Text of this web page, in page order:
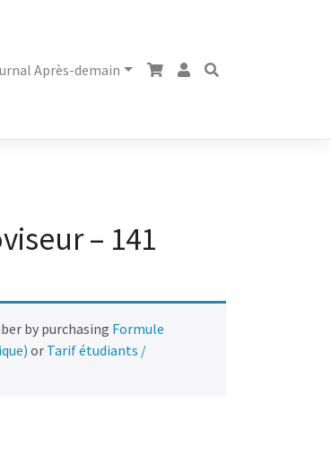
Après-demain
– 141
by purchasing Formule
or Tarif étudiants /